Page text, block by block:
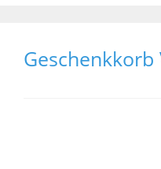
Geschenkkorb